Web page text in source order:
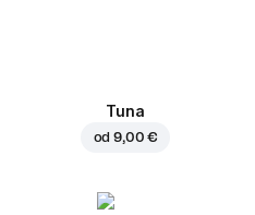
Tuna
od9,00 €